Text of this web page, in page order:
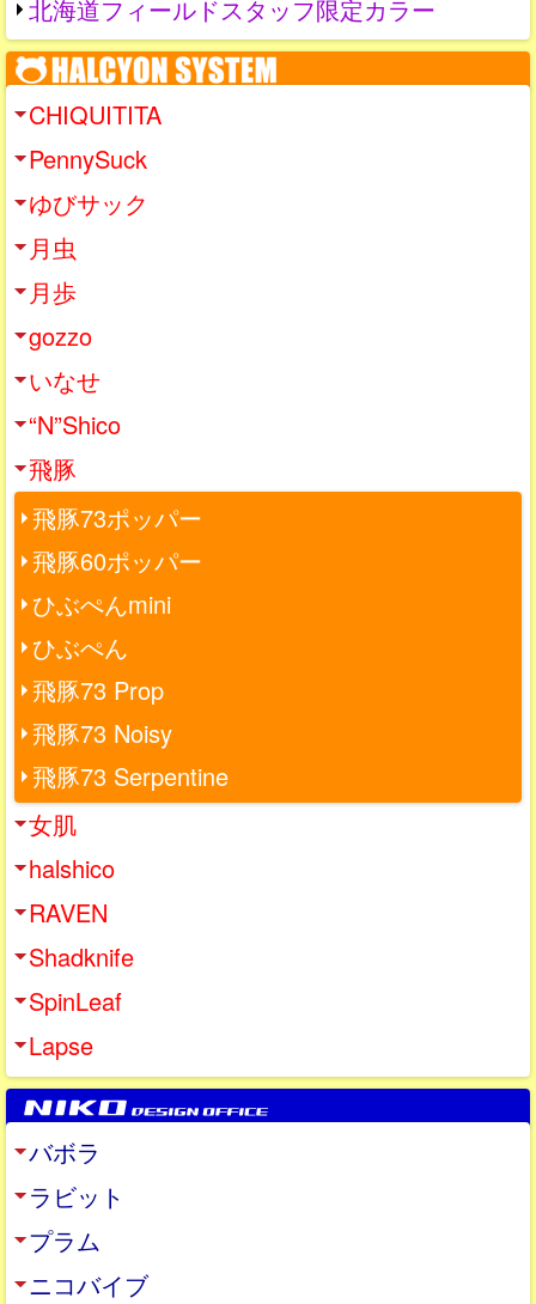
北海道フィールドスタッフ限定カラー
CHIQUITITA
PennySuck
ゆびサック
月虫
月歩
gozzo
いなせ
“N”Shico
飛豚
飛豚73ポッパー
飛豚60ポッパー
ひぶぺんmini
ひぶぺん
飛豚73 Prop
飛豚73 Noisy
飛豚73 Serpentine
女肌
halshico
RAVEN
Shadknife
SpinLeaf
Lapse
バボラ
ラビット
プラム
ニコバイブ